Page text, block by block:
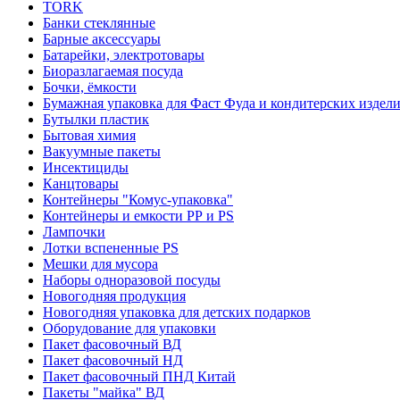
TORK
Банки стеклянные
Барные аксессуары
Батарейки, электротовары
Биоразлагаемая посуда
Бочки, ёмкости
Бумажная упаковка для Фаст Фуда и кондитерских
Бутылки пластик
Бытовая химия
Вакуумные пакеты
Инсектициды
Канцтовары
Контейнеры "Комус-упаковка"
Контейнеры и емкости РР и PS
Лампочки
Лотки вспененные PS
Мешки для мусора
Наборы одноразовой посуды
Новогодняя продукция
Новогодняя упаковка для детских подарков
Оборудование для упаковки
Пакет фасовочный ВД
Пакет фасовочный НД
Пакет фасовочный ПНД Китай
Пакеты "майка" ВД